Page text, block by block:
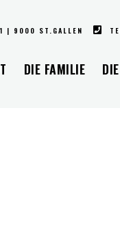
| 9000 ST.GALLEN
DIE FAMILIE